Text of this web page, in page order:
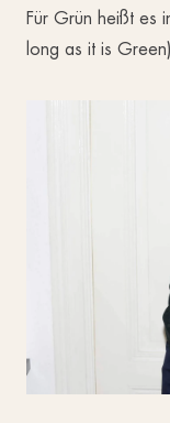
Für Grün heißt es
long as it is